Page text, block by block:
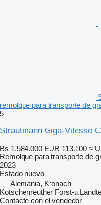
remolque para transporte de
5
Strautmann Giga-Vitesse
Bs 1.584.000 EUR 113.100 ≈
Remolque para transporte de
2023
Estado nuevo
Alemania, Kronach
Kotschenreuther Forst-
Contacte con el vendedor